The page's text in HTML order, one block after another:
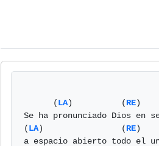
      (
LA)          (RE)
Se ha pronunciado Dios en
(LA)                (RE)
a espacio abierto todo el